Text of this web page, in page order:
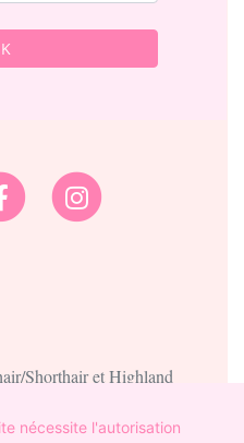
Shorthair et Highland
situé en Lot
nécessite l'autorisation